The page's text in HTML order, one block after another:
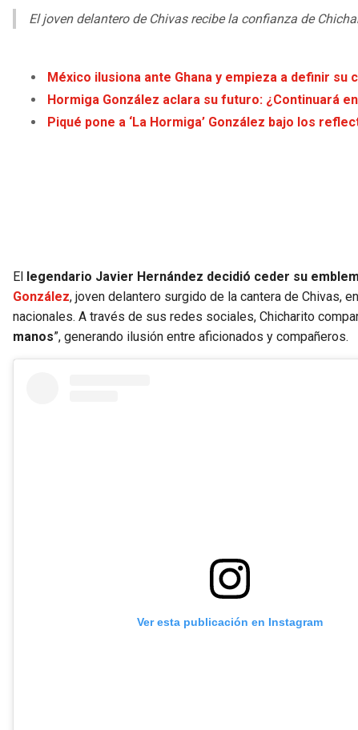
El joven delantero de Chivas recibe la confianza de
México ilusiona ante Ghana y empieza a definir su
Hormiga González aclara su futuro: ¿Continuará
Piqué pone a ‘La Hormiga’ González bajo los
El legendario Javier Hernández decidió ceder su
González, joven delantero surgido de la cantera de Chivas,
nacionales. A través de sus redes sociales, Chicharito
manos”, generando ilusión entre aficionados y compañeros.
Ver esta publicación en Instagram